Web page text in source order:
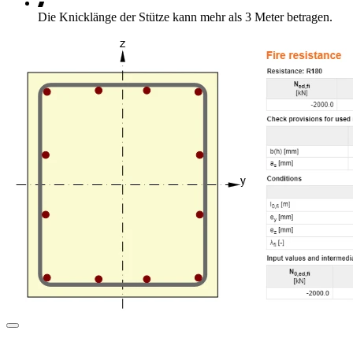
Die Knicklänge der Stütze kann mehr als 3 Meter betragen.